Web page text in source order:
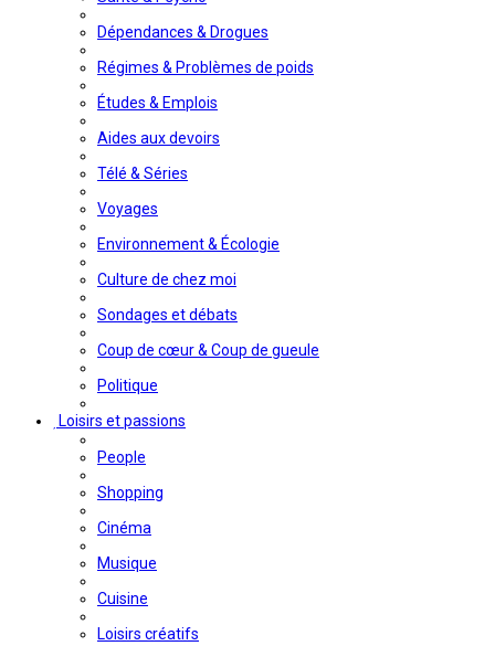
Dépendances & Drogues
Régimes & Problèmes de poids
Études & Emplois
Aides aux devoirs
Télé & Séries
Voyages
Environnement & Écologie
Culture de chez moi
Sondages et débats
Coup de cœur & Coup de gueule
Politique
Loisirs et passions
People
Shopping
Cinéma
Musique
Cuisine
Loisirs créatifs